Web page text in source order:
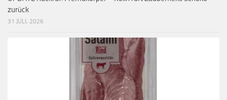
zurück
31 JULI, 2026